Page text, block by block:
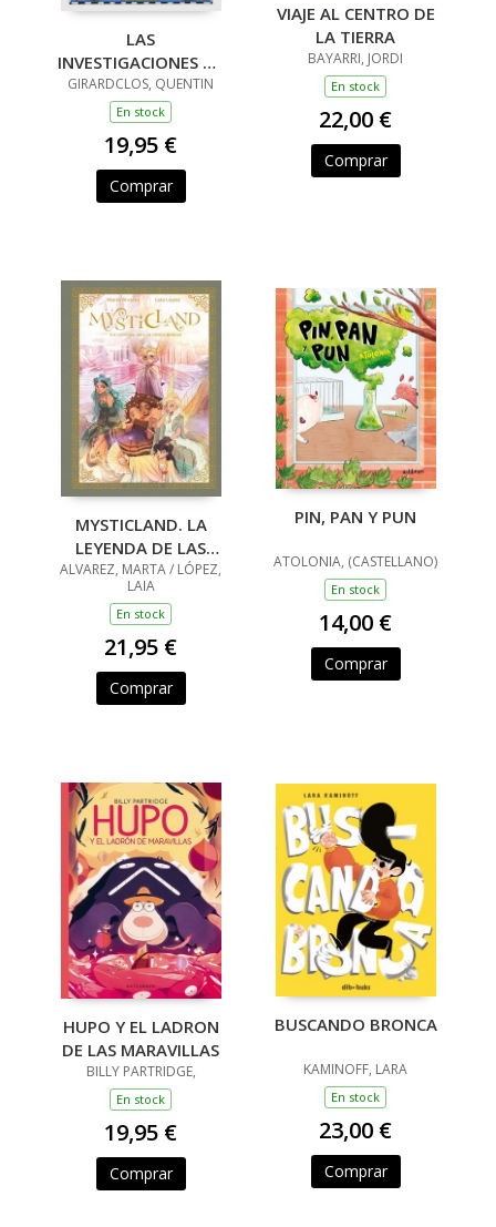
LAS
INVESTIGACIONES DE
LADY RATONA Y
JIMMY TIGRILLO
GIRARDCLOS, QUENTIN
En stock
19,95 €
Comprar
VIAJE AL CENTRO DE
LA TIERRA
BAYARRI, JORDI
En stock
22,00 €
Comprar
MYSTICLAND. LA
LEYENDA DE LAS
CINCO REINAS
ALVAREZ, MARTA / LÓPEZ,
LAIA
En stock
21,95 €
Comprar
PIN, PAN Y PUN
ATOLONIA, (CASTELLANO)
En stock
14,00 €
Comprar
HUPO Y EL LADRON
DE LAS MARAVILLAS
BILLY PARTRIDGE,
En stock
19,95 €
Comprar
BUSCANDO BRONCA
KAMINOFF, LARA
En stock
23,00 €
Comprar